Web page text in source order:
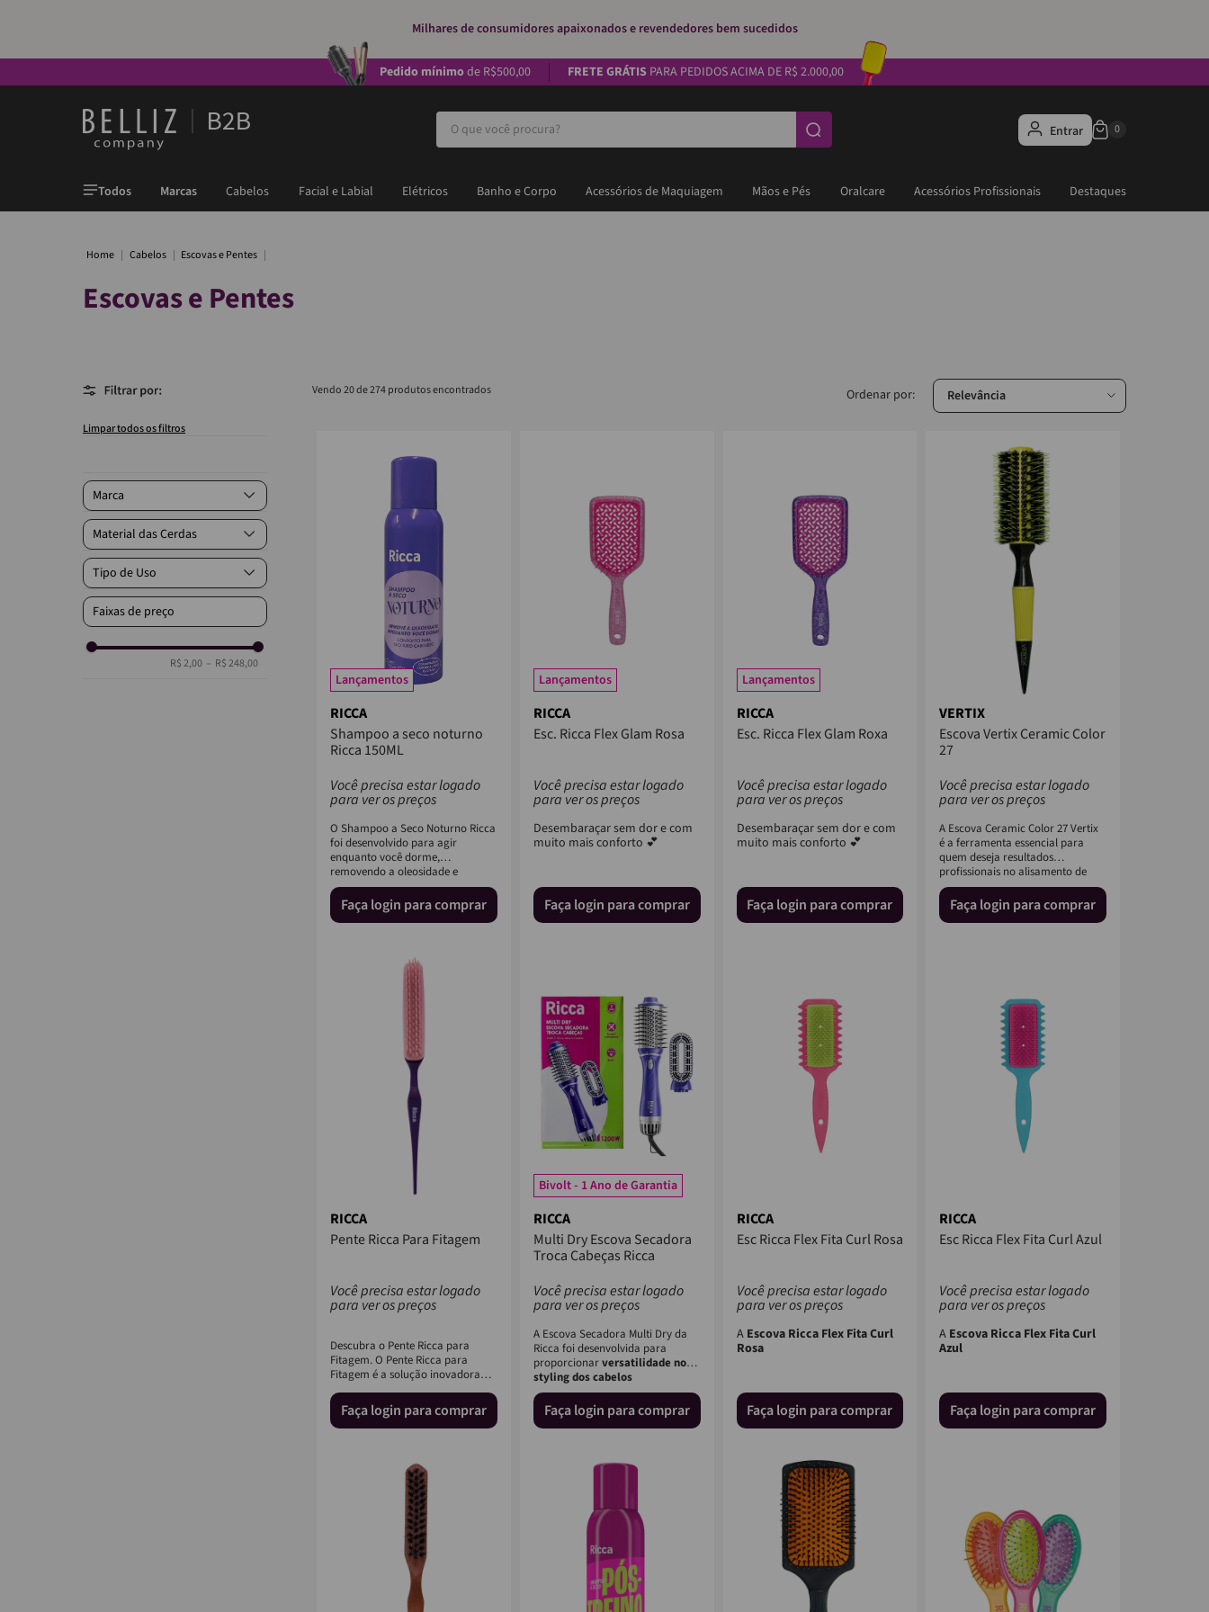
Milhares de consumidores apaixonados e revendedores bem sucedidos
Pedido mínimode R$500,00 FRETE GRÁTISPARA PEDIDOS ACIMA DE R$ 2.000,00
O que você procura?
Entrar
Marcas
Todos Cabelos Facial e Labial Elétricos Banho e Corpo Acessórios de Maquiagem Mãos e Pés Oralcare Acessórios Profissionais Destaques
Cabelos Escovas e Pentes
Escovas e Pentes
Marca
Ricca
Vertix
Belliz
Enox
Material das Cerdas
Cerdas Naturais
Cerdas Nylon
Cerdas Plástico
Cerdas Madeira
Cerdas Mistas
Cerdas Metal
Tipo de Uso
Doméstico
Faixas de preço
R$ 2,00 – R$ 248,00
20 de 274 Relevância
Lançamentos
RICCA
Shampoo a seco noturno
Ricca 150ML
Você precisa estar logado
para ver os preços
O Shampoo a Seco Noturno Ricca
foi desenvolvido para agir
enquanto você dorme,
removendo a oleosidade e
revitalizando o ...
Faça login para comprar
Lançamentos
RICCA
Esc. Ricca Flex Glam Rosa
Você precisa estar logado
para ver os preços
Desembaraçar sem dor e com
muito mais conforto 💕
Faça login para comprar
Lançamentos
RICCA
Esc. Ricca Flex Glam Roxa
Você precisa estar logado
para ver os preços
Desembaraçar sem dor e com
muito mais conforto 💕
Faça login para comprar
VERTIX
Escova Vertix Ceramic Color
27
Você precisa estar logado
para ver os preços
A Escova Ceramic Color 27 Vertix
é a ferramenta essencial para
quem deseja resultados
profissionais no alisamento de
cab...
Faça login para comprar
RICCA
Pente Ricca Para Fitagem
Você precisa estar logado
para ver os preços
Descubra o Pente Ricca para
Fitagem. O Pente Ricca para
Fitagem é a solução inovadora
que seus clientes procuram para...
Faça login para comprar
Lançamentos
Bivolt - 1 Ano de Garantia
RICCA
Multi Dry Escova Secadora
Troca Cabeças Ricca
Você precisa estar logado
para ver os preços
A Escova Secadora Multi Dry da
Ricca foi desenvolvida para
proporcionarversatilidade no
styling dos cabelos
Faça login para comprar
RICCA
Esc Ricca Flex Fita Curl Rosa
Você precisa estar logado
para ver os preços
A Escova Ricca Flex Fita Curl
Rosa
Faça login para comprar
RICCA
Esc Ricca Flex Fita Curl Azul
Você precisa estar logado
para ver os preços
A Escova Ricca Flex Fita Curl
Azul
Faça login para comprar